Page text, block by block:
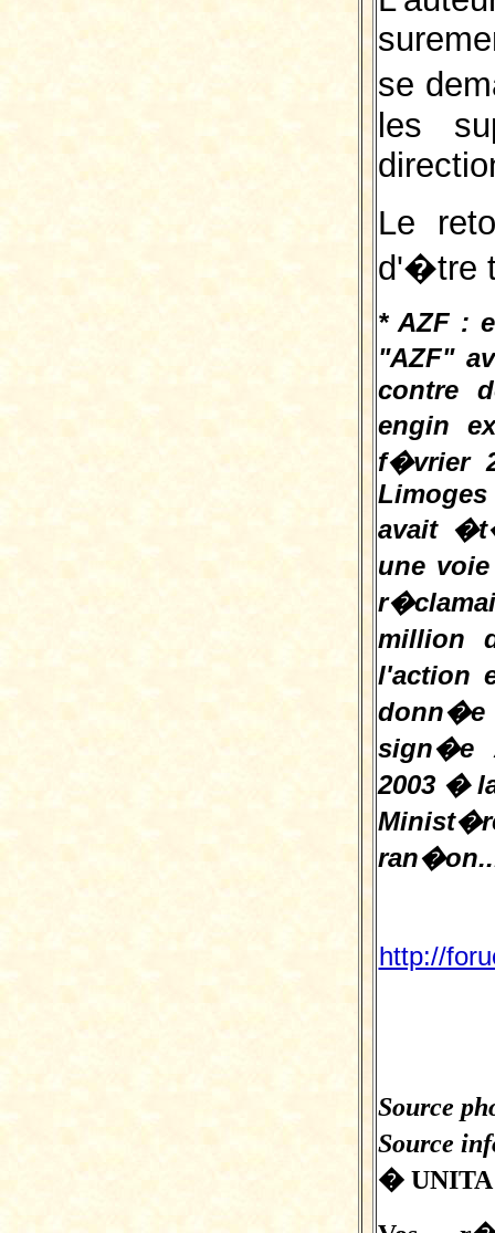
se
les
Le
d'�tre
* AZF :
"AZF"
contre
engin
f�vrier
avait
une
million
l'action
sign�e
2003 �
http://
Source
Source
� UNITA